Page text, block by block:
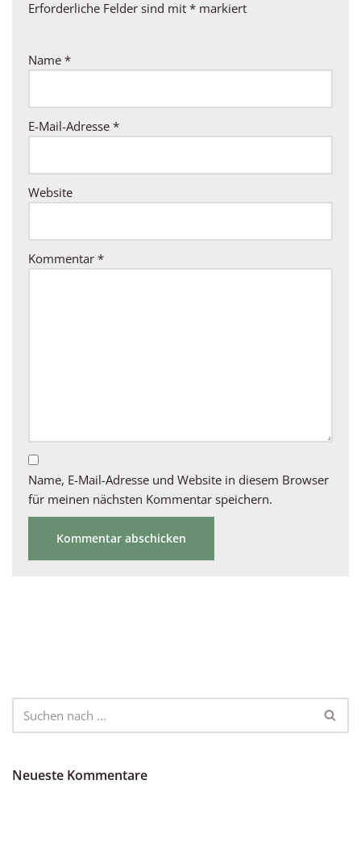
Erforderliche Felder sind mit * markiert
Name *
E-Mail-Adresse *
Website
Kommentar *
Name, E-Mail-Adresse und Website in diesem Browser
für meinen nächsten Kommentar speichern.
Neueste Kommentare